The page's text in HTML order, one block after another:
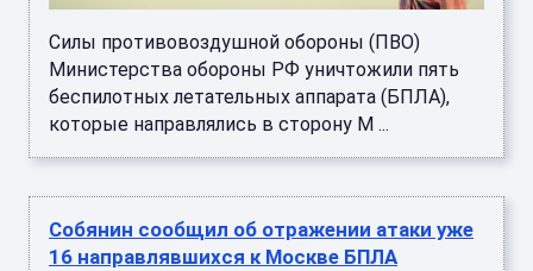
Силы противовоздушной обороны (ПВО)
Министерства обороны РФ уничтожили пять
беспилотных летательных аппарата (БПЛА),
которые направлялись в сторону М ...
Собянин сообщил об отражении атаки уже
16 направлявшихся к Москве БПЛА